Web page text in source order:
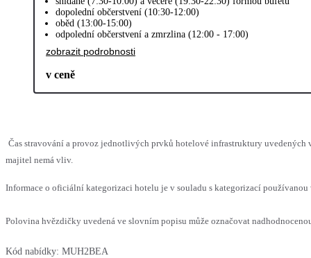
dopolední občerstvení (10:30-12:00)
oběd (13:00-15:00)
odpolední občerstvení a zmrzlina (12:00 - 17:00)
zobrazit podrobnosti
v ceně
Čas stravování a provoz jednotlivých prvků hotelové infrastruktury uvedených
majitel nemá vliv.
Informace o oficiální kategorizaci hotelu je v souladu s kategorizací
Polovina hvězdičky uvedená ve slovním popisu může označovat
Kód nabídky: MUH2BEA